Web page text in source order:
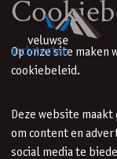
Ga naar inhoud
Op onze site maken
cookiebeleid.
Deze website
om content en
social media te